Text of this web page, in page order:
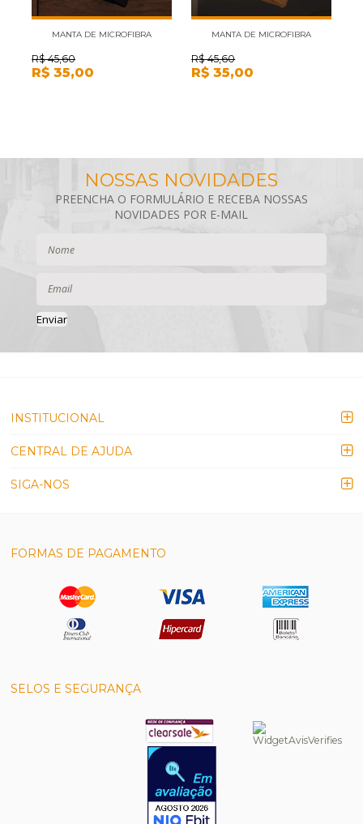
MANTA DE MICROFIBRA
SOLTEIRO ANDREZA PRETO 1,50M
X 2,20M
R$ 45,60
R$ 35,00
MANTA DE MICROFIBRA
SOLTEIRO ANDREZA LARANJA
DAMASCO 1,50M X 2,20M
R$ 45,60
R$ 35,00
Enviar
INSTITUCIONAL
CENTRAL DE AJUDA
SIGA-NOS
FORMAS DE PAGAMENTO
SELOS E SEGURANÇA